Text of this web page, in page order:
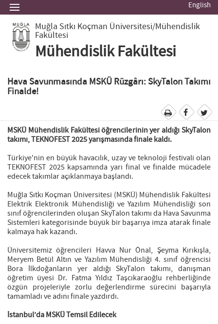
English
Muğla Sıtkı Koçman Üniversitesi/Mühendislik
Fakültesi
Mühendislik Fakültesi
Hava Savunmasında MSKÜ Rüzgârı: SkyTalon Takımı
Finalde!
MSKÜ Mühendislik Fakültesi öğrencilerinin yer aldığı SkyTalon
takımı, TEKNOFEST 2025 yarışmasında finale kaldı.
Türkiye'nin en büyük havacılık, uzay ve teknoloji festivali olan
TEKNOFEST 2025 kapsamında yarı final ve finalde mücadele
edecek takımlar açıklanmaya başlandı.
Muğla Sıtkı Koçman Üniversitesi (MSKÜ) Mühendislik Fakültesi
Elektrik Elektronik Mühendisliği ve Yazılım Mühendisliği son
sınıf öğrencilerinden oluşan SkyTalon takımı da Hava Savunma
Sistemleri kategorisinde büyük bir başarıya imza atarak finale
kalmaya hak kazandı.
Üniversitemiz öğrencileri Havva Nur Önal, Şeyma Kırıkışla,
Meryem Betül Altın ve Yazılım Mühendisliği 4. sınıf öğrencisi
Bora İlkdoğanların yer aldığı SkyTalon takımı, danışman
öğretim üyesi Dr. Fatma Yıldız Taşcıkaraoğlu rehberliğinde
özgün projeleriyle zorlu değerlendirme sürecini başarıyla
tamamladı ve adını finale yazdırdı.
İstanbul’da MSKÜ Temsil Edilecek